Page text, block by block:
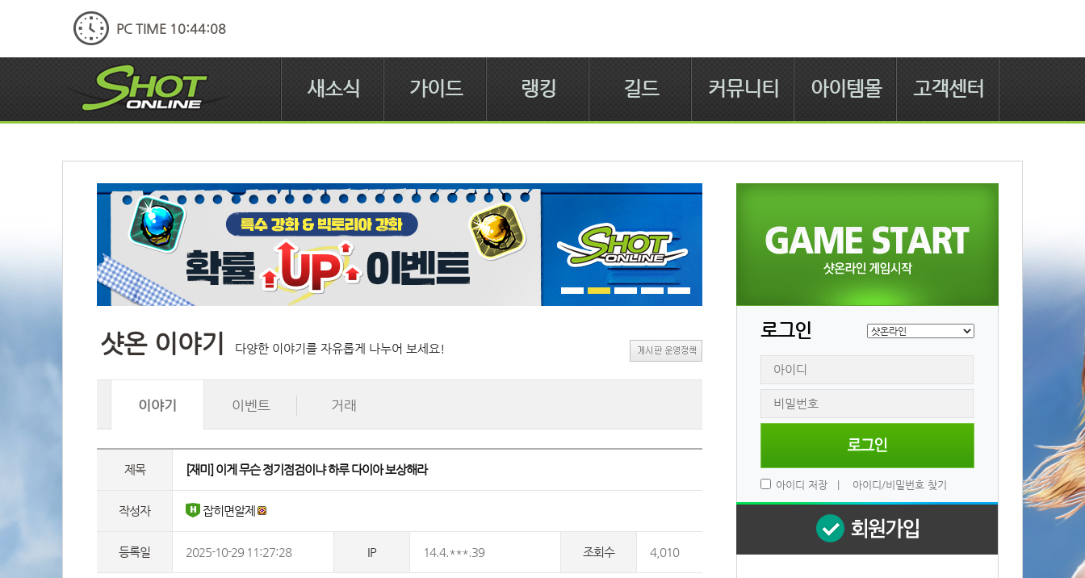
PC TIME 10:44:09
새소식 가이드 랭킹 길드 커뮤니티 아이템몰 고객센터
샷온 이야기 다양한 이야기를 자유롭게 나누어 보세요!
이야기 이벤트 거래
제목 [재미] 이게 무슨 정기점검이냐 하루 다이아 보상해라
작성자 잡히면알제
등록일 2025-10-29 11:27:28 IP 14.4.***.39 조회수 4,010
로그인
아이디 저장 아이디/비밀번호 찾기